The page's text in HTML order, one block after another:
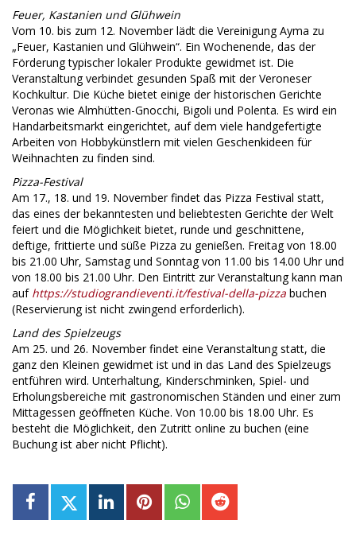
Feuer, Kastanien und Glühwein
Vom 10. bis zum 12. November lädt die Vereinigung Ayma zu
„Feuer, Kastanien und Glühwein“. Ein Wochenende, das der
Förderung typischer lokaler Produkte gewidmet ist. Die
Veranstaltung verbindet gesunden Spaß mit der Veroneser
Kochkultur. Die Küche bietet einige der historischen Gerichte
Veronas wie Almhütten-Gnocchi, Bigoli und Polenta. Es wird ein
Handarbeitsmarkt eingerichtet, auf dem viele handgefertigte
Arbeiten von Hobbykünstlern mit vielen Geschenkideen für
Weihnachten zu finden sind.
Pizza-Festival
Am 17., 18. und 19. November findet das Pizza Festival statt,
das eines der bekanntesten und beliebtesten Gerichte der Welt
feiert und die Möglichkeit bietet, runde und geschnittene,
deftige, frittierte und süße Pizza zu genießen. Freitag von 18.00
bis 21.00 Uhr, Samstag und Sonntag von 11.00 bis 14.00 Uhr und
von 18.00 bis 21.00 Uhr. Den Eintritt zur Veranstaltung kann man
auf https://studiograndieventi.it/festival-della-pizza buchen
(Reservierung ist nicht zwingend erforderlich).
Land des Spielzeugs
Am 25. und 26. November findet eine Veranstaltung statt, die
ganz den Kleinen gewidmet ist und in das Land des Spielzeugs
entführen wird. Unterhaltung, Kinderschminken, Spiel- und
Erholungsbereiche mit gastronomischen Ständen und einer zum
Mittagessen geöffneten Küche. Von 10.00 bis 18.00 Uhr. Es
besteht die Möglichkeit, den Zutritt online zu buchen (eine
Buchung ist aber nicht Pflicht).